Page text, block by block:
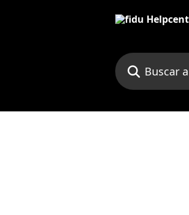
Buscar artículos...